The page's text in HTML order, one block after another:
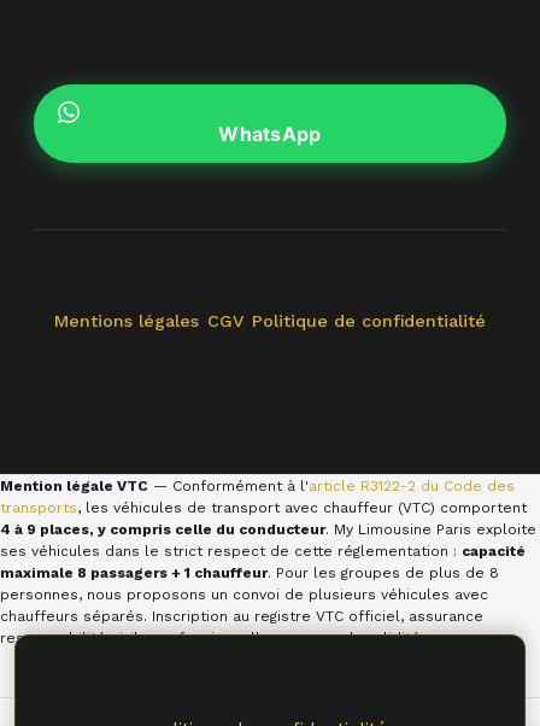
WhatsApp
Mentions légales CGV Politique de confidentialité
Mention légale VTC — Conformément à l'article R3122-2 du Code des
transports, les véhicules de transport avec chauffeur (VTC) comportent
4 à 9 places, y compris celle du conducteur. My Limousine Paris exploite
ses véhicules dans le strict respect de cette réglementation : capacité
maximale 8 passagers + 1 chauffeur. Pour les groupes de plus de 8
personnes, nous proposons un convoi de plusieurs véhicules avec
chauffeurs séparés. Inscription au registre VTC officiel, assurance
responsabilité civile professionnelle en cours de validité.
OFFSHORE EASY